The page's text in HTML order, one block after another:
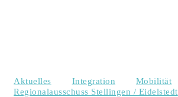
Aktuelles Integration
Mobilität
Regionalausschuss Stellingen / Eidelstedt